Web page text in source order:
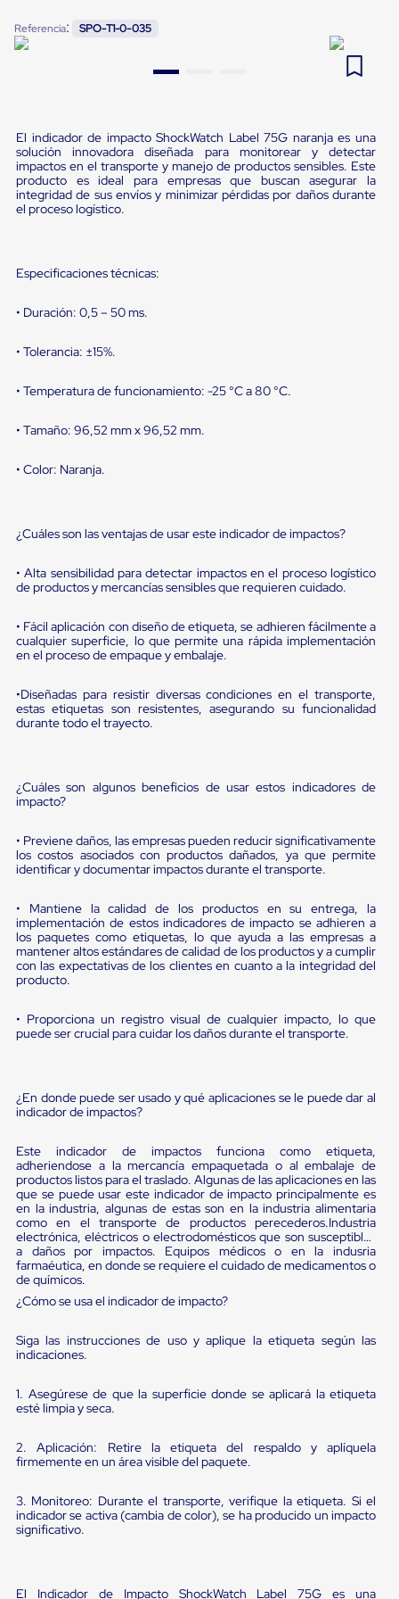
de
andén
de
andén
Mecánicas
Pestañas
de
Hidráulicas
de
patio
patio
portátiles
Cargas
andén
Sellos
Cabezal
Fijo
de
Cabezal
Colgante
Retenedores
de
andén
con
retención
de
ruedas
Retenedores
andén
Automáticos
Retenedores
de
Transportes
Controles
de
de
Muelle/Andén
de
Muelle/Andén
Integral
Diablito
de
carga
Diablito
eléctrico
manual
carga
Distribución
Dollies
para
Plásticas
Contenedores
Metálicos
Distribución
Referencia: SPO-T1-0-035
El indicador de impacto ShockWatch Label 75G naranja es una
solución innovadora diseñada para monitorear y detectar
impactos en el transporte y manejo de productos sensibles. Este
producto es ideal para empresas que buscan asegurar la
integridad de sus envíos y minimizar pérdidas por daños durante
el proceso logístico.
Especificaciones técnicas:
• Duración: 0,5 – 50 ms.
• Tolerancia: ±15%.
• Temperatura de funcionamiento: -25 °C a 80 °C.
• Tamaño: 96,52 mm x 96,52 mm.
• Color: Naranja.
¿Cuáles son las ventajas de usar este indicador de impactos?
• Alta sensibilidad para detectar impactos en el proceso logístico
de productos y mercancías sensibles que requieren cuidado.
• Fácil aplicación con diseño de etiqueta, se adhieren fácilmente a
cualquier superficie, lo que permite una rápida implementación
en el proceso de empaque y embalaje.
•Diseñadas para resistir diversas condiciones en el transporte,
estas etiquetas son resistentes, asegurando su funcionalidad
durante todo el trayecto.
¿Cuáles son algunos beneficios de usar estos indicadores de
impacto?
• Previene daños, las empresas pueden reducir significativamente
los costos asociados con productos dañados, ya que permite
identificar y documentar impactos durante el transporte.
• Mantiene la calidad de los productos en su entrega, la
implementación de estos indicadores de impacto se adhieren a
los paquetes como etiquetas, lo que ayuda a las empresas a
mantener altos estándares de calidad de los productos y a cumplir
con las expectativas de los clientes en cuanto a la integridad del
producto.
• Proporciona un registro visual de cualquier impacto, lo que
puede ser crucial para cuidar los daños durante el transporte.
¿En donde puede ser usado y qué aplicaciones se le puede dar al
indicador de impactos?
Este indicador de impactos funciona como etiqueta,
adheriendose a la mercancía empaquetada o al embalaje de
productos listos para el traslado. Algunas de las aplicaciones en las
que se puede usar este indicador de impacto principalmente es
en la industria, algunas de estas son en la industria alimentaria
como en el transporte de productos perecederos.Industria
electrónica, eléctricos o electrodomésticos que son susceptibles
a daños por impactos. Equipos médicos o en la indusria
farmaéutica, en donde se requiere el cuidado de medicamentos o
de químicos.
¿Cómo se usa el indicador de impacto?
Siga las instrucciones de uso y aplique la etiqueta según las
indicaciones.
1. Asegúrese de que la superficie donde se aplicará la etiqueta
esté limpia y seca.
2. Aplicación: Retire la etiqueta del respaldo y aplíquela
firmemente en un área visible del paquete.
3. Monitoreo: Durante el transporte, verifique la etiqueta. Si el
indicador se activa (cambia de color), se ha producido un impacto
significativo.
El Indicador de Impacto ShockWatch Label 75G es una
9.
flejadora
10